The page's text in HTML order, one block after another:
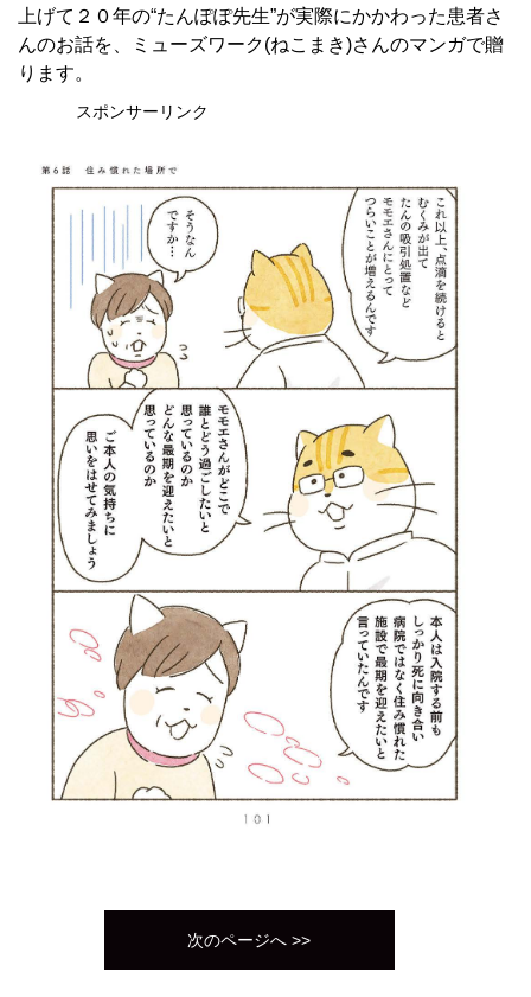
上げて２０年の“たんぽぽ先生”が実際にかかわった患者さ
んのお話を、ミューズワーク(ねこまき)さんのマンガで贈
ります。
スポンサーリンク
次のページへ >>